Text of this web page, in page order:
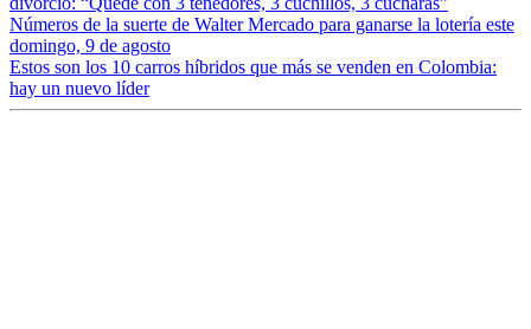
Números de la suerte de Walter Mercado para ganarse la lotería este
domingo, 9 de agosto
Estos son los 10 carros híbridos que más se venden en Colombia:
hay un nuevo líder